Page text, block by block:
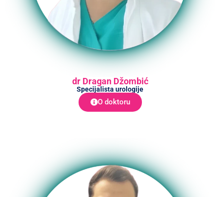
dr Dragan Džombić
Specijalista urologije
O doktoru